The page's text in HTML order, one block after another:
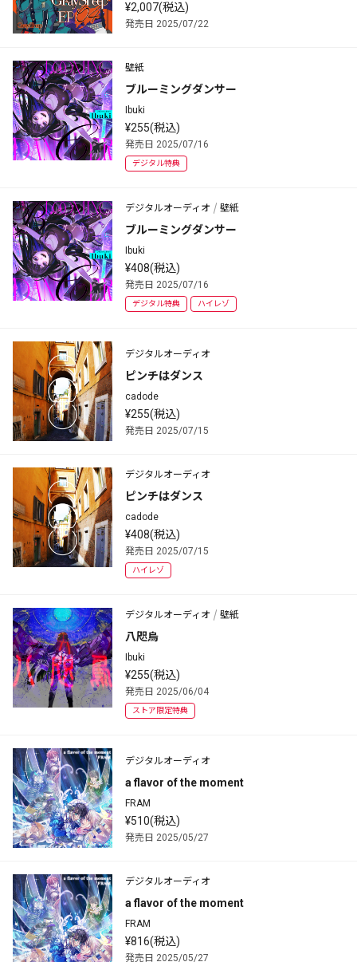
¥2,007(税込)
発売日 2025/07/22
壁紙
ブルーミングダンサー
Ibuki
¥255(税込)
発売日 2025/07/16
デジタル特典
デジタルオーディオ 壁紙
ブルーミングダンサー
Ibuki
¥408(税込)
発売日 2025/07/16
デジタル特典 ハイレゾ
デジタルオーディオ
ピンチはダンス
cadode
¥255(税込)
発売日 2025/07/15
デジタルオーディオ
ピンチはダンス
cadode
¥408(税込)
発売日 2025/07/15
ハイレゾ
デジタルオーディオ 壁紙
八咫烏
Ibuki
¥255(税込)
発売日 2025/06/04
ストア限定特典
デジタルオーディオ
a flavor of the moment
FRAM
¥510(税込)
発売日 2025/05/27
デジタルオーディオ
a flavor of the moment
FRAM
¥816(税込)
発売日 2025/05/27